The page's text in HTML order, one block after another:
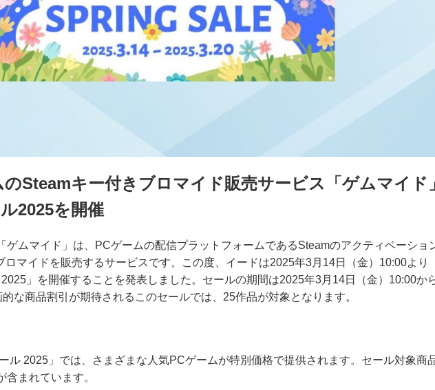
Steamキー付きブロマイド販売サービス「ゲムマイド」
2025を開催
ゲムマイド」は、PCゲームの配信プラットフォームであるSteamのアクティベーショ
ロマイドを販売するサービスです。この度、イードは2025年3月14日（金）10:00より
」を開催することを発表しました。セールの期間は2025年3月14日（金）10:00か
な商品割引が期待されるこのセールでは、25作品が対象となります。
ル 2025」では、さまざまな人気PCゲームが特別価格で提供されます。セール対象商
まれています。